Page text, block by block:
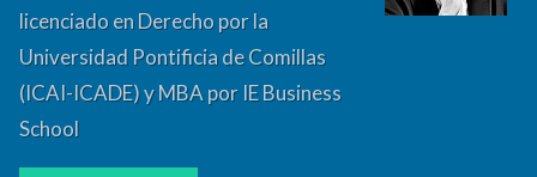
licenciado en Derecho por la
Universidad Pontificia de Comillas
(ICAI-ICADE) y MBA por IE Business
School